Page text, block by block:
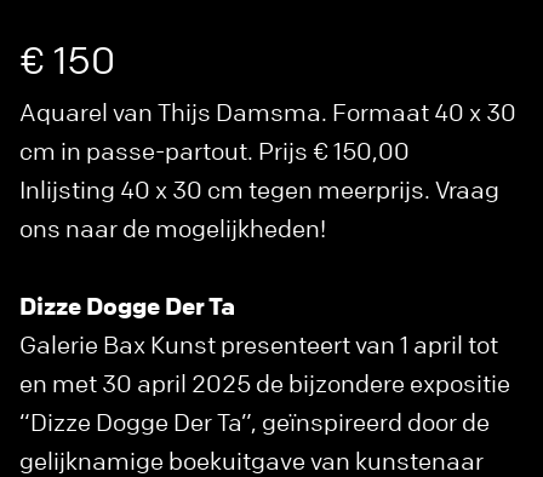
€ 150
Aquarel van Thijs Damsma. Formaat 40 x 30
cm in passe-partout. Prijs € 150,00
Inlijsting 40 x 30 cm tegen meerprijs. Vraag
ons naar de mogelijkheden!
Dizze Dogge Der Ta
Galerie Bax Kunst presenteert van 1 april tot
en met 30 april 2025 de bijzondere expositie
“Dizze Dogge Der Ta”, geïnspireerd door de
gelijknamige boekuitgave van kunstenaar